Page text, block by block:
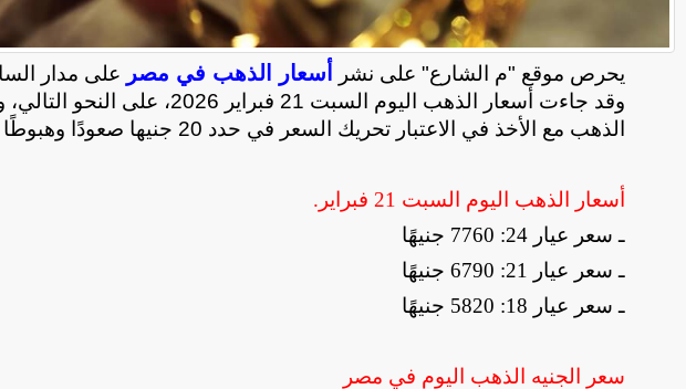
يحرص موقع "م الشارع" على نشر أسعار الذهب في مصر على مدار
وقد جاءت أسعار الذهب اليوم السبت
الذهب مع الأخذ في الاعتبار تحريك السعر في حدد 20 جنيها صعودًا وهبوطًا على مدار اليوم
أسعار الذهب اليوم السبت 21 فبراير
.
ـ سعر عيار 24: 7760 جنيهًا
ـ سعر عيار 21: 6790 جنيهًا
ـ سعر عيار 18: 5820 جنيهًا
سعر الجنيه الذهب اليوم في مصر